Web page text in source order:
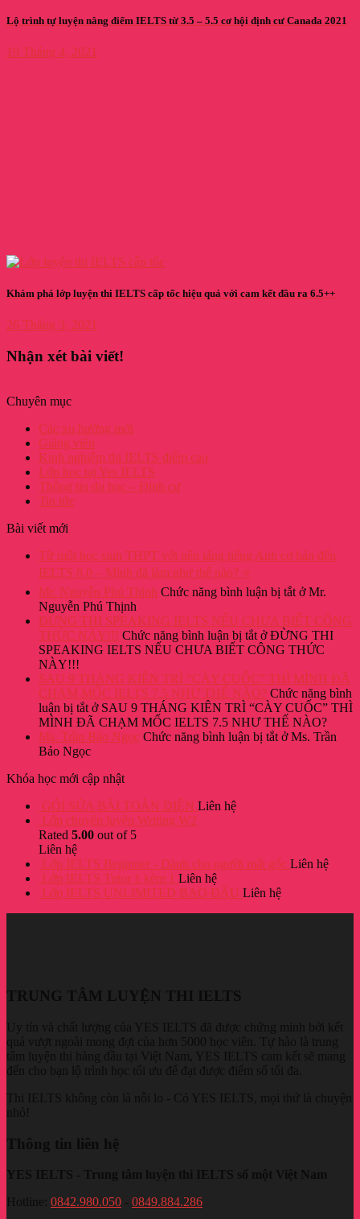
Lộ trình tự luyện nâng điểm IELTS từ 3.5 – 5.5 cơ hội định cư Canada 2021
19 Tháng 4, 2021
Khám phá lớp luyện thi IELTS cấp tốc hiệu quả với cam kết đầu ra 6.5++
26 Tháng 3, 2021
Nhận xét bài viết!
Chuyên mục
Các xu hướng mới
Giảng viên
Kinh nghiệm thi IELTS điểm cao
Lớp học tại Yes IELTS
Thông tin du học – Định cư
Tin tức
Bài viết mới
Từ một học sinh THPT với nền tảng tiếng Anh cơ bản đến
IELTS 8.0 – Mình đã làm như thế nào? ⭐
Mr. Nguyễn Phú Thịnh Chức năng bình luận bị tắtở Mr.
Nguyễn Phú Thịnh
ĐỪNG THI SPEAKING IELTS NẾU CHƯA BIẾT CÔNG
THỨC NÀY!!! Chức năng bình luận bị tắtở ĐỪNG THI
SPEAKING IELTS NẾU CHƯA BIẾT CÔNG THỨC
NÀY!!!
SAU 9 THÁNG KIÊN TRÌ “CÀY CUỐC” THÌ MÌNH ĐÃ
CHẠM MỐC IELTS 7.5 NHƯ THẾ NÀO? Chức năng bình
luận bị tắtở SAU 9 THÁNG KIÊN TRÌ “CÀY CUỐC” THÌ
MÌNH ĐÃ CHẠM MỐC IELTS 7.5 NHƯ THẾ NÀO?
Ms. Trần Bảo Ngọc Chức năng bình luận bị tắtở Ms. Trần
Bảo Ngọc
Khóa học mới cập nhật
GÓI SỬA BÀI TOÀN DIỆN Liên hệ
Lớp chuyên luyện Writing W2
Rated 5.00 out of 5
Liên hệ
Lớp IELTS Beginner - Dành cho người mất gốc Liên hệ
Lớp IELTS Tutor 1 kèm 1 Liên hệ
Lớp IELTS UNLIMITED BAO ĐẬU Liên hệ
0842.980.050
0849.884.286